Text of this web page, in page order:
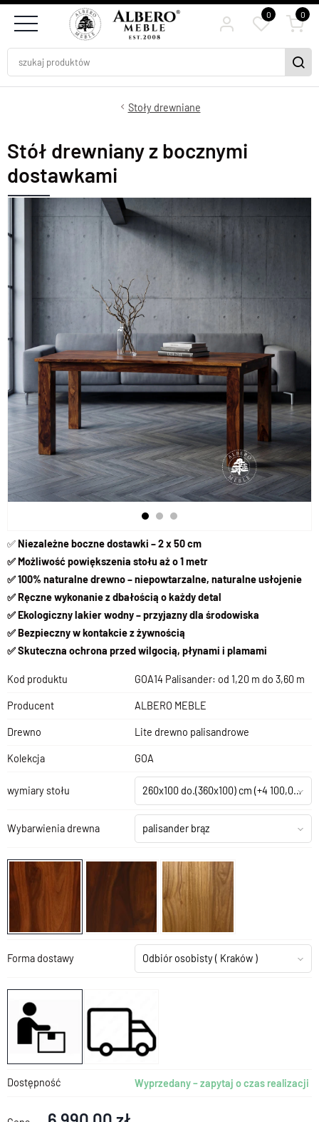
0 0
Stoły drewniane
Stół drewniany z bocznymi
dostawkami
✅Niezależne boczne dostawki – 2 x 50 cm
✅ Możliwość powiększenia stołu aż o 1 metr
✅ 100% naturalne drewno – niepowtarzalne, naturalne usłojenie
✅ Ręczne wykonanie z dbałością o każdy detal
✅ Ekologiczny lakier wodny – przyjazny dla środowiska
✅ Bezpieczny w kontakcie z żywnością
✅ Skuteczna ochrona przed wilgocią, płynami i plamami
Kod produktu GOA14 Palisander: od 1,20 m do 3,60 m
Producent ALBERO MEBLE
Drewno Lite drewno palisandrowe
Kolekcja GOA
wymiary stołu 260x100 do.(360x100) cm (+4 100,00 zł)
Wybarwienia drewna palisander brąz
Forma dostawy Odbiór osobisty( Kraków )
Dostępność Wyprzedany – zapytaj o czas realizacji